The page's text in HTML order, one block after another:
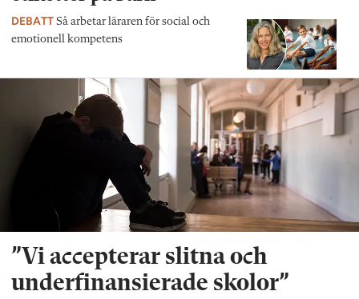
DEBATT Så arbetar läraren för social och
emotionell kompetens
”Vi accepterar slitna och
underfinansierade skolor”